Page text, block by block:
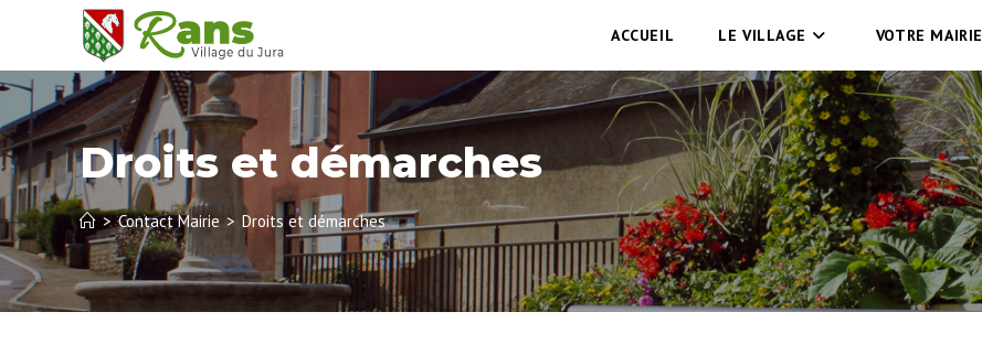
ACCUEIL LE VILLAGE VOTRE MAIRIE
Droits et démarches
> Contact Mairie > Droits et démarches